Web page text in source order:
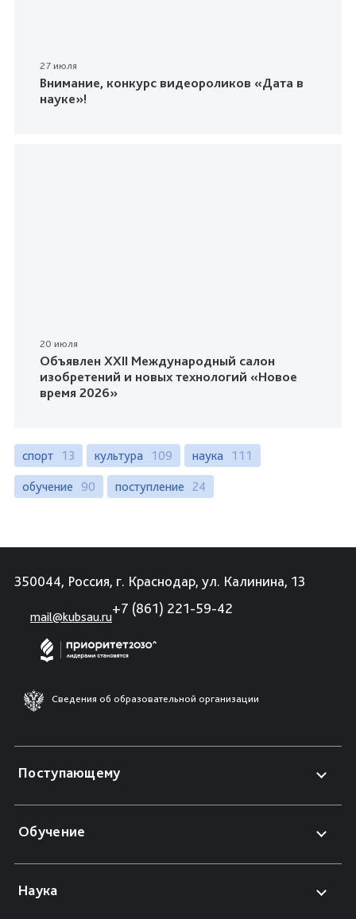
27 июля
Внимание, конкурс видеороликов «Дата в
науке»!
20 июля
Объявлен XXII Международный салон
изобретений и новых технологий «Новое
время 2026»
спорт 13 культура 109 наука 111
обучение 90 поступление 24
350044, Россия, г. Краснодар, ул. Калинина, 13
mail@kubsau.ru
+7 (861) 221-59-42
Сведения об образовательной организации
Поступающему
Обучение
Наука